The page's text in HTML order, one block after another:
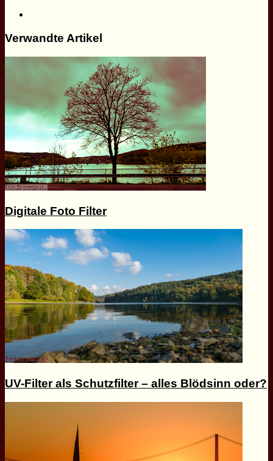
Verwandte Artikel
Digitale Foto Filter
UV-Filter als Schutzfilter – alles Blödsinn oder?